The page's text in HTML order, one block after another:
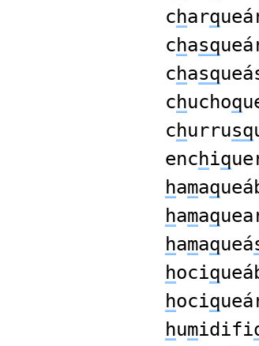
charq
chasq
chasq
chuchoq
churrusq
enchiq
hamaq
hamaq
hamaqueá
hociq
hociq
humidifi